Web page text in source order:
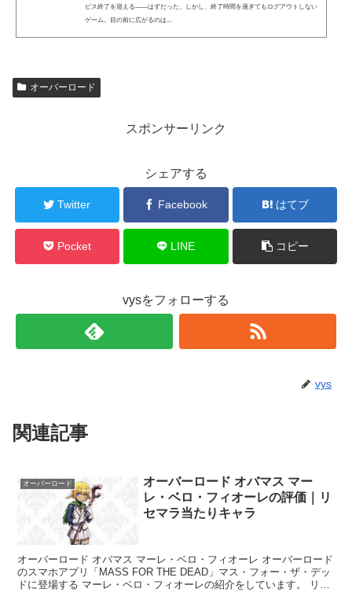
ビス終了を迎える――はずだった。しかし、終了時間を過ぎてもログアウトしない
ゲーム。目の前に広がるのは...
オーバーロード
スポンサーリンク
シェアする
Twitter Facebook はてブ
Pocket LINE コピー
vysをフォローする
vys
関連記事
オーバーロード
オーバーロード オバマス マー
レ・ベロ・フィオーレの評価｜リ
セマラ当たりキャラ
オーバーロード オバマス マーレ・ベロ・フィオーレ オーバーロード
のスマホアプリ「MASS FOR THE DEAD」マス・フォー・ザ・デッ
ドに登場する マーレ・ベロ・フィオーレの紹介をしています。 リセ